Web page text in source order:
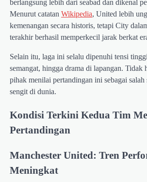
berlangsung lebih dari seabad dan dikenal
Menurut catatan Wikipedia, United lebih
kemenangan secara historis, tetapi City
terakhir berhasil memperkecil jarak berkat
Selain itu, laga ini selalu dipenuhi tensi
semangat, hingga drama di lapangan. Tidak
pihak menilai pertandingan ini sebagai
sengit di dunia.
Kondisi Terkini Kedua Tim
Pertandingan
Manchester United: Tren
Meningkat